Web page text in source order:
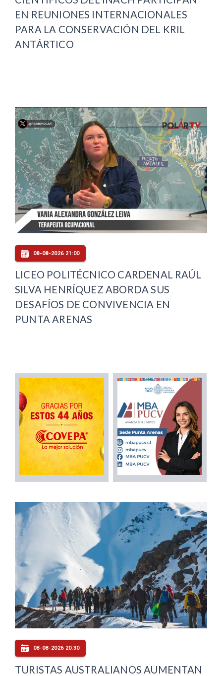
EN REUNIONES INTERNACIONALES
PARA LA CONSERVACIÓN DEL KRIL
ANTÁRTICO
08-08-2026 21:00
LICEO POLITÉCNICO CARDENAL RAÚL
SILVA HENRÍQUEZ ABORDA SUS
DESAFÍOS DE CONVIVENCIA EN
PUNTA ARENAS
08-08-2026 20:30
TURISTAS AUSTRALIANOS AUMENTAN